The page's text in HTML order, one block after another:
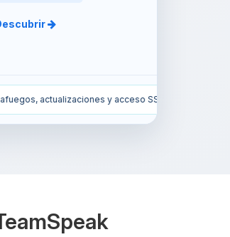
Instala el modpack All the Mods 10 en mi